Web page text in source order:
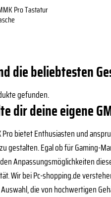
Pro Tastatur
die beliebtesten
gefunden.
dir deine eigene
Pro bietet Enthusiasten und
gestalten. Egal ob für Gaming-
Anpassungsmöglichkeiten
Wir bei Pc-shopping.de
die von hochwertigen